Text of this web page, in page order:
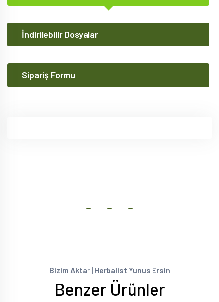
İndirilebilir Dosyalar
Sipariş Formu
Bizim Aktar | Herbalist Yunus Ersin
Benzer Ürünler